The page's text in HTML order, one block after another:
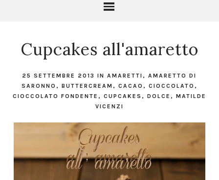
Cupcakes all'amaretto
25 SETTEMBRE 2013INAMARETTI ,AMARETTO DI
SARONNO , BUTTERCREAM , CACAO , CIOCCOLATO ,
CIOCCOLATO FONDENTE , CUPCAKES , DOLCE , MATILDE
VICENZI